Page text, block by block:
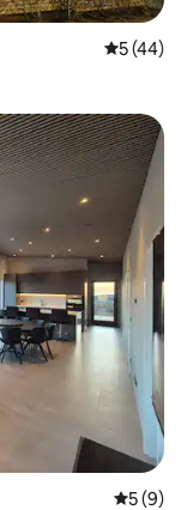
5 de uma
5 (44)
5 de
5 (9)